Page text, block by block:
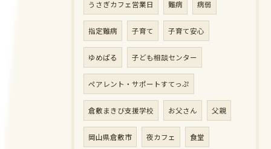
うさぎカフェ営業日 難病 病弱
指定難病 子育て 子育て安心
ゆめぱる 子ども相談センター
ペアレント・サポートすてっぷ
倉敷まきび支援学校 お父さん 父親
岡山県倉敷市 夜カフェ 食堂